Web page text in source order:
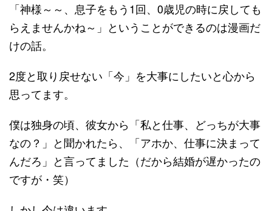
「神様～～、息子をもう1回、0歳児の時に戻しても
らえませんかね～」ということができるのは漫画だ
けの話。
2度と取り戻せない「今」を大事にしたいと心から
思ってます。
僕は独身の頃、彼女から「私と仕事、どっちが大事
なの？」と聞かれたら、「アホか、仕事に決まって
んだろ」と言ってました（だから結婚が遅かったの
ですが・笑）